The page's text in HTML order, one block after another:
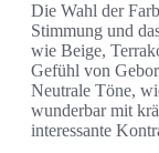
Die Wahl der
Stimmung und
wie Beige,
Gefühl von
Neutrale Töne,
wunderbar mit
interessante